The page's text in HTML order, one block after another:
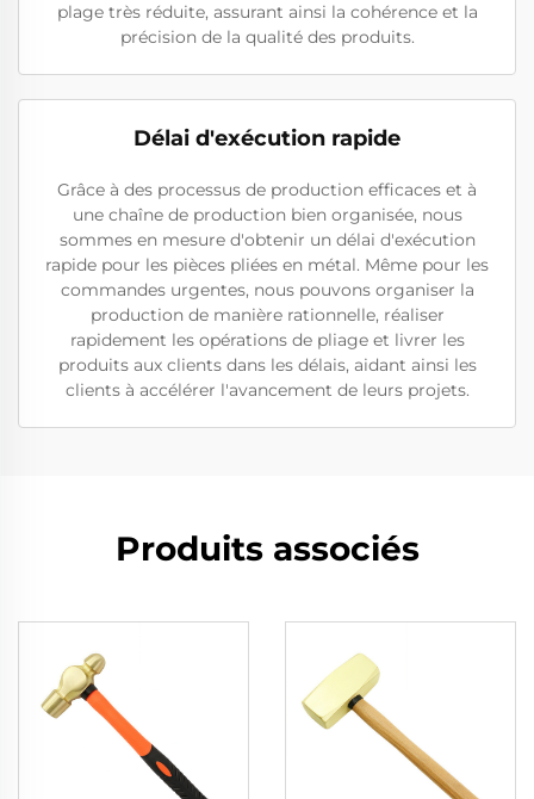
plage très réduite, assurant ainsi la cohérence et la
précision de la qualité des produits.
Délai d'exécution rapide
Grâce à des processus de production efficaces et à
une chaîne de production bien organisée, nous
sommes en mesure d'obtenir un délai d'exécution
rapide pour les pièces pliées en métal. Même pour les
commandes urgentes, nous pouvons organiser la
production de manière rationnelle, réaliser
rapidement les opérations de pliage et livrer les
produits aux clients dans les délais, aidant ainsi les
clients à accélérer l'avancement de leurs projets.
Produits associés